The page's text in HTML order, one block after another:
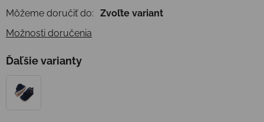
Môžeme doručiť do:
Zvoľte variant
Možnosti doručenia
Ďaľšie varianty